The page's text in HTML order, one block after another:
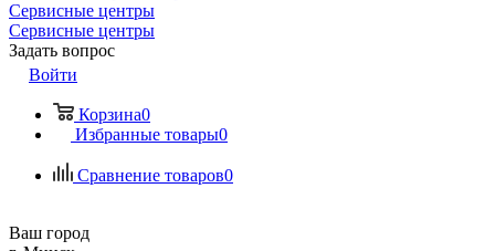
Сервисные центры
Сервисные центры
Задать вопрос
Войти
Корзина0
Избранные товары0
Сравнение товаров0
Ваш город